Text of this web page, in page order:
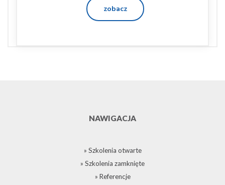
zobacz
NAWIGACJA
» Szkolenia otwarte
» Szkolenia zamknięte
» Referencje